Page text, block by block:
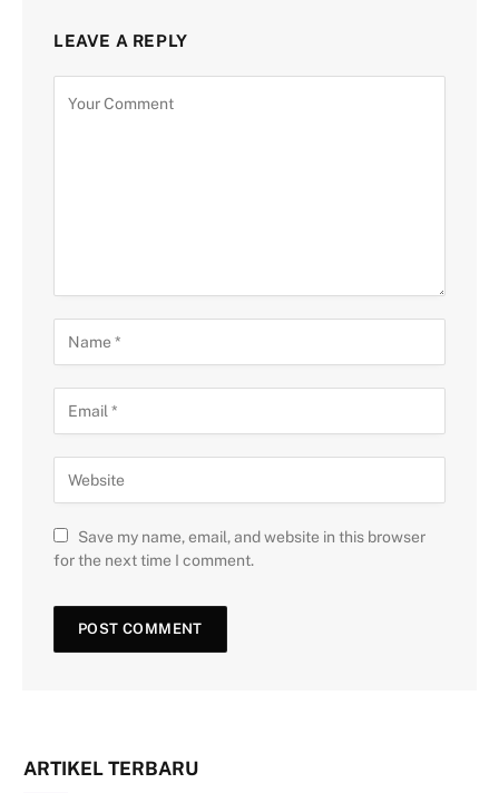
LEAVE A REPLY
Save my name, email, and website in this browser
for the next time I comment.
ARTIKEL TERBARU